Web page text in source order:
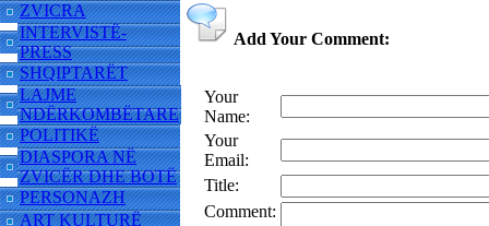
ZVICRA
INTERVISTË-
PRESS
SHQIPTARËT
LAJME
NDËRKOMBËTARE
POLITIKË
DIASPORA NË
ZVICËR DHE BOTË
PERSONAZH
ART KULTURË
Add Your Comment:
Your
Name:
Your
Email:
Title:
Comment: